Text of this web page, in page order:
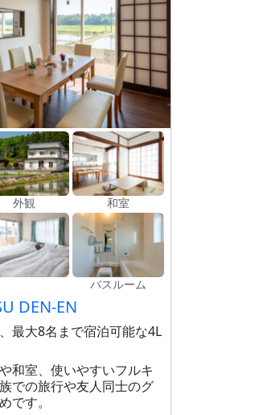
外観 和室
バスルーム
DEN-EN
最大8名まで宿泊可能な4L
和室、使いやすいフルキ
での旅行や友人同士のグ
です。